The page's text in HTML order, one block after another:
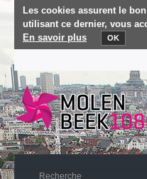
Les cookies assurent le
utilisant ce dernier, vous
En savoir plus
OK